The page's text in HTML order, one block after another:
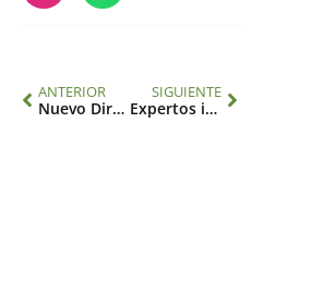
ANTERIOR
Nuevo Director de Ciencia del lAI
SIGUIENTE
Expertos identifican prioridades de investigación en Amazonia y bosques tropicales